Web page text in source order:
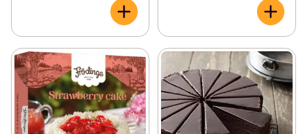
Glass & glasstillbehör (227)
✓ Fryst bröd & dessert (68)
✓ Is (3)